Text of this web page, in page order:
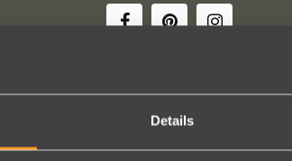
Details
Ruime keuze en correcte prijzen! We